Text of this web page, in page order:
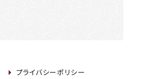
プライバシーポリシー